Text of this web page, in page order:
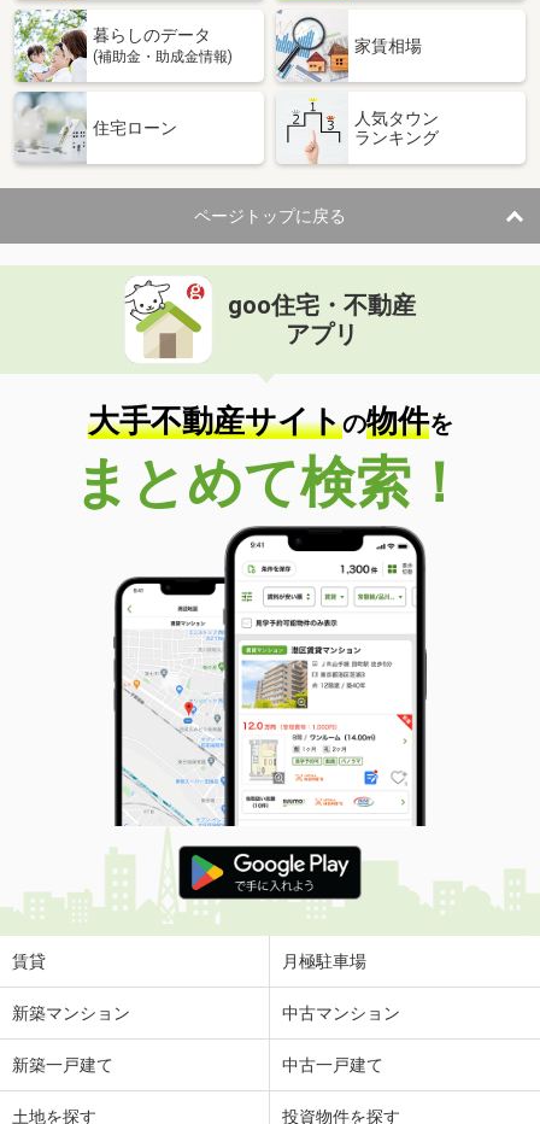
暮らしのデータ
(補助金・助成金情報)
家賃相場
住宅ローン
人気タウン
ランキング
ページトップに戻る
goo住宅・不動産
アプリ
大手不動産サイトの物件を
まとめて検索！
賃貸 月極駐車場
新築マンション 中古マンション
新築一戸建て 中古一戸建て
土地を探す 投資物件を探す